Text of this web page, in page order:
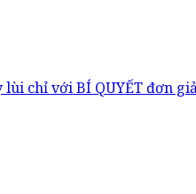
chỉ với BÍ QUYẾT đơn